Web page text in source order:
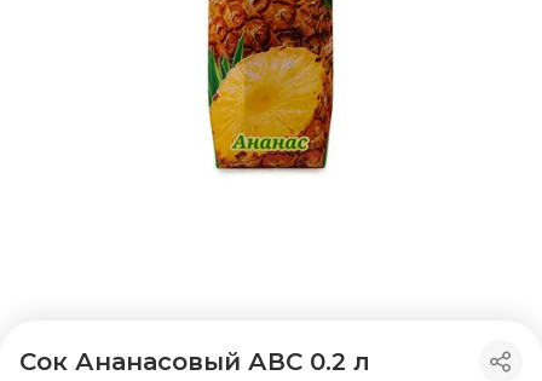
Сок Ананасовый АВС 0.2 л